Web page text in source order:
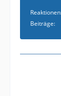
Reaktionen
Beiträge